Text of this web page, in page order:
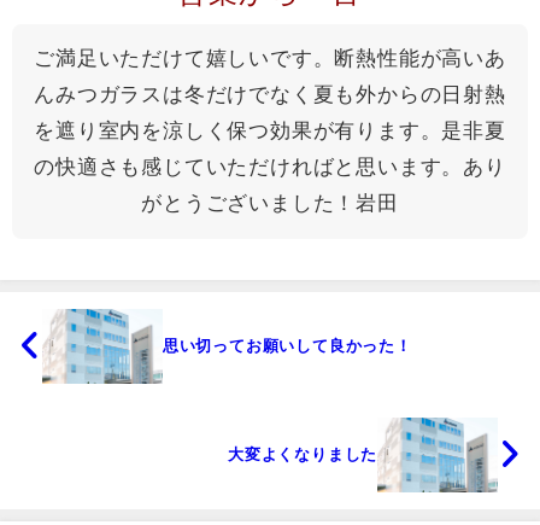
ご満足いただけて嬉しいです。断熱性能が高いあ
んみつガラスは冬だけでなく夏も外からの日射熱
を遮り室内を涼しく保つ効果が有ります。是非夏
の快適さも感じていただければと思います。あり
がとうございました！岩田
思い切ってお願いして良かった！
大変よくなりました